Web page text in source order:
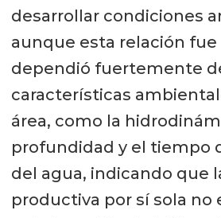
desarrollar condiciones
aunque esta relación
dependió fuertemente
características
área, como la
profundidad y el tiempo
del agua, indicando que
productiva por sí sola no